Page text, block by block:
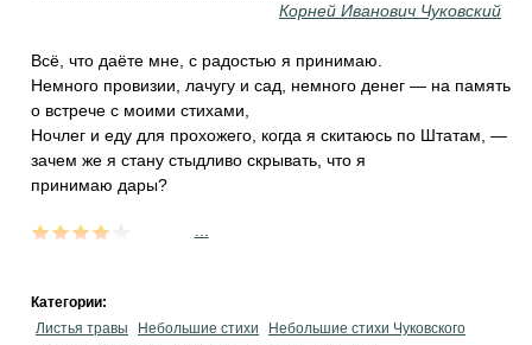
Корней Иванович Чуковский
Всё, что даёте мне, с радостью я принимаю.
Немного провизии, лачугу и сад, немного денег — на память
о встрече с моими стихами,
Ночлег и еду для прохожего, когда я скитаюсь по Штатам, —
зачем же я стану стыдливо скрывать, что я
принимаю дары?
Категории:
Листья травы
Небольшие стихи
Небольшие стихи Чуковского